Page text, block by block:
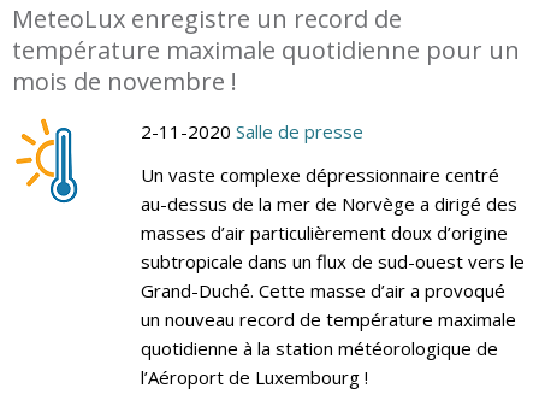
MeteoLux enregistre un record de
température maximale quotidienne pour un
mois de novembre !
2-11-2020 Salle de presse
Un vaste complexe dépressionnaire centré
au-dessus de la mer de Norvège a dirigé des
masses d’air particulièrement doux d’origine
subtropicale dans un flux de sud-ouest vers le
Grand-Duché. Cette masse d’air a provoqué
un nouveau record de température maximale
quotidienne à la station météorologique de
l’Aéroport de Luxembourg !